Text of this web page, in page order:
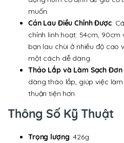
muốn.
Cán Lau Điều Chỉnh Được:
chỉnh linh hoạt: 54cm,
bạn lau chùi ở nhiều độ cao
một cách dễ dàng.
Tháo Lắp và Làm Sạch Đơn
dàng tháo lắp, giúp việc
thuận tiện hơn.
Thông Số Kỹ Thuật
Trọng lượng: 426g